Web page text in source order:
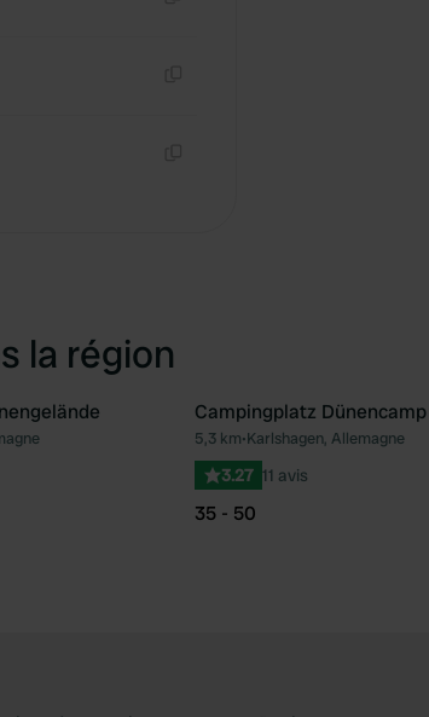
la région
Préféré
Campingplatz Dünencamp
5,3 km•Karlshagen, Allemagne
3.27 11 avis
35 - 50